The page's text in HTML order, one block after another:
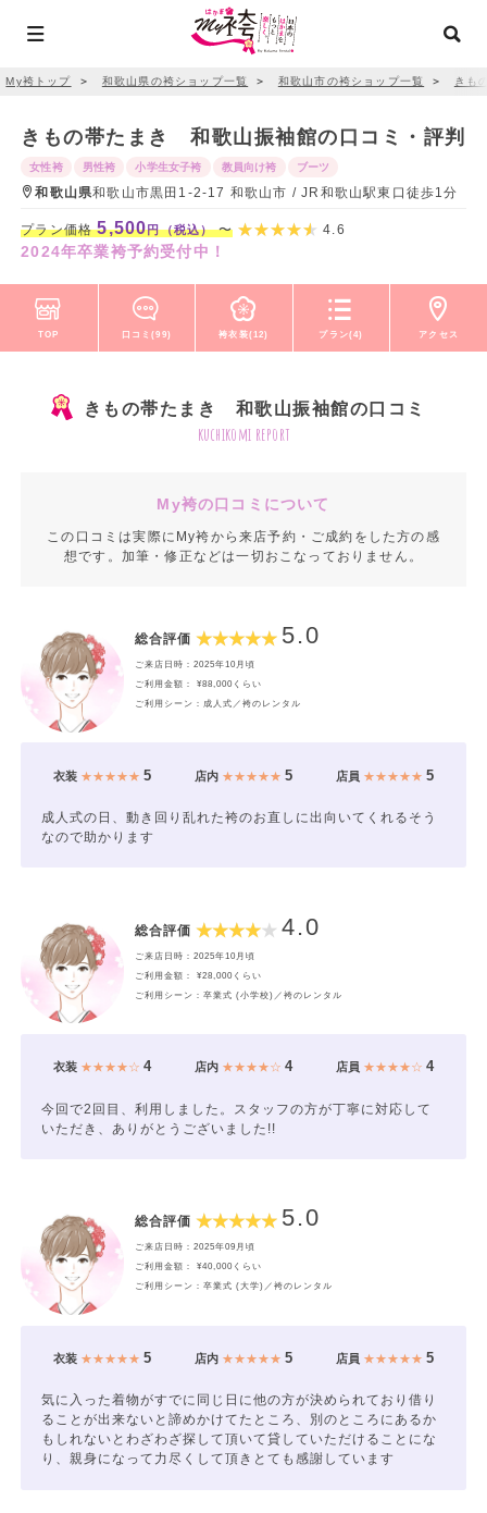
My袴トップ ＞ 和歌山県の袴ショップ一覧 ＞ 和歌山市の袴ショップ一覧 ＞ きも
きもの帯たまき 和歌山振袖館の口コミ・評判
女性袴 男性袴 小学生女子袴 教員向け袴 ブーツ
和歌山県和歌山市黒田1-2-17 和歌山市 / JR和歌山駅東口徒歩1分
プラン価格5,500円（税込）〜 4.6
2024年卒業袴予約受付中！
TOP 口コミ(99) 袴衣装(12) プラン(4) アクセス
きもの帯たまき 和歌山振袖館の口コミ
kuchikomi report
My袴の口コミについて
この口コミは実際にMy袴から来店予約・ご成約をした方の感
想です。加筆・修正などは一切おこなっておりません。
総合評価 5.0
ご来店日時：2025年10月頃
ご利用金額： ¥88,000くらい
ご利用シーン：成人式／袴のレンタル
衣装★★★★★ 5 店内★★★★★ 5 店員 ★★★★★5
成人式の日、動き回り乱れた袴のお直しに出向いてくれるそう
なので助かります
総合評価 4.0
ご来店日時：2025年10月頃
ご利用金額： ¥28,000くらい
ご利用シーン：卒業式 (小学校)／袴のレンタル
衣装★★★★☆ 4 店内★★★★☆ 4 店員 ★★★★☆4
今回で2回目、利用しました。スタッフの方が丁寧に対応して
いただき、ありがとうございました!!
総合評価 5.0
ご来店日時：2025年09月頃
ご利用金額： ¥40,000くらい
ご利用シーン：卒業式 (大学)／袴のレンタル
衣装★★★★★ 5 店内★★★★★ 5 店員 ★★★★★5
気に入った着物がすでに同じ日に他の方が決められており借り
ることが出来ないと諦めかけてたところ、別のところにあるか
もしれないとわざわざ探して頂いて貸していただけることにな
り、親身になって力尽くして頂きとても感謝しています